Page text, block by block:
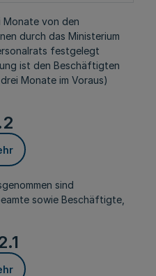
Monate von den
durch das Ministerium
festgelegt
ist den Beschäftigten
Monate im Voraus)
sind
sowie Beschäftigte,